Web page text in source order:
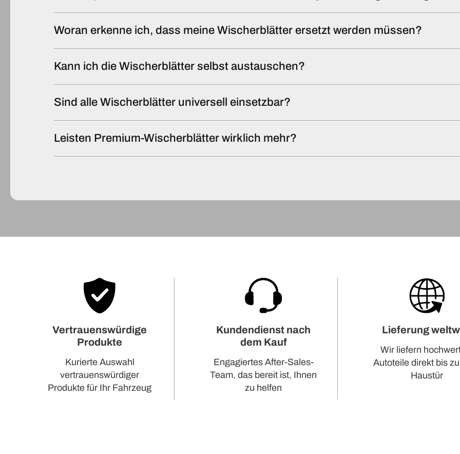
Woran erkenne ich, dass meine Wischerblätter ersetzt werden müssen?
Kann ich die Wischerblätter selbst austauschen?
Sind alle Wischerblätter universell einsetzbar?
Leisten Premium-Wischerblätter wirklich mehr?
Vertrauenswürdige
Produkte
Kurierte Auswahl
vertrauenswürdiger
Produkte für Ihr Fahrzeug
Kundendienst nach
dem Kauf
Engagiertes After-Sales-
Team, das bereit ist, Ihnen
zu helfen
Lieferung
Wir liefern
Autoteile direkt bis
Haustür